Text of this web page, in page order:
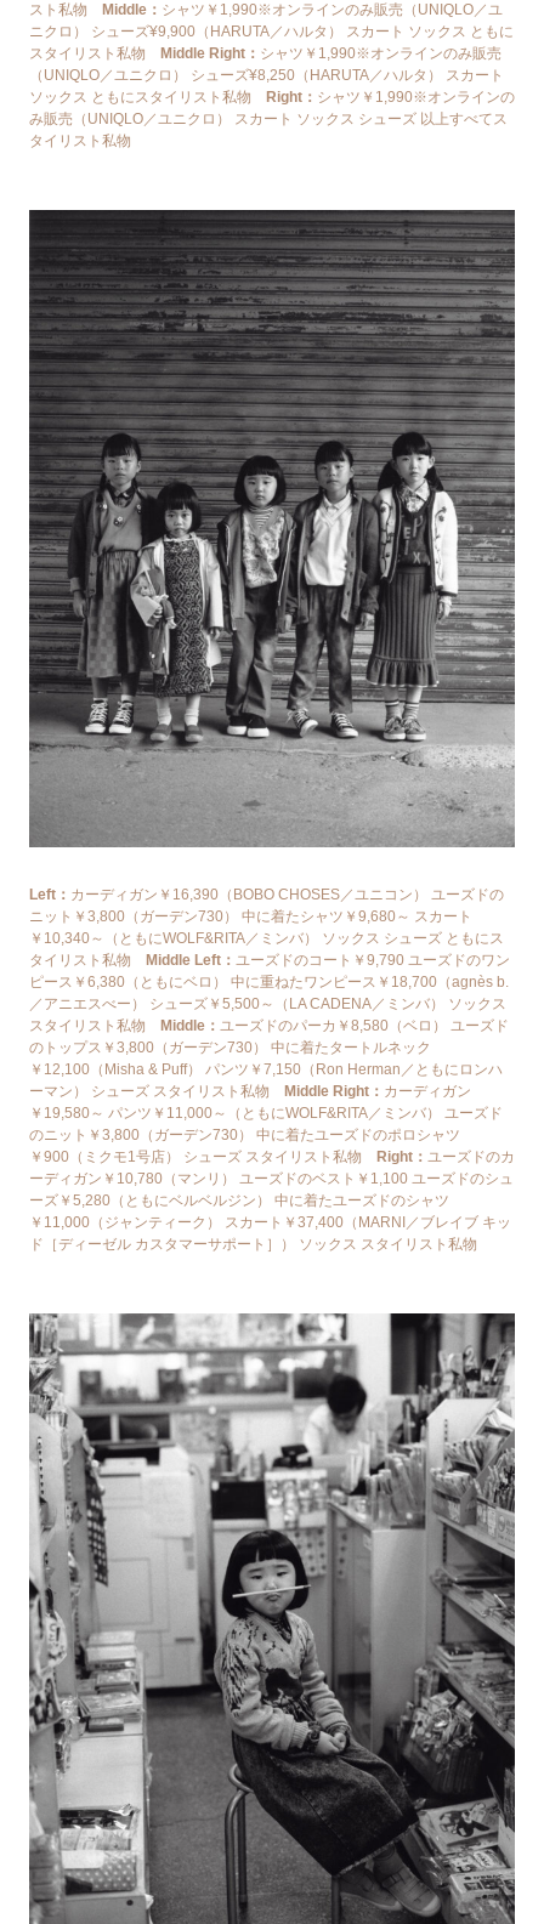
スト私物
Middle： シャツ￥1,990※オンラインのみ販売（UNIQLO／ユ
ニクロ） シューズ¥9,900（HARUTA／ハルタ） スカート ソックス ともに
スタイリスト私物
Middle Right： シャツ￥1,990※オンラインのみ販売
（UNIQLO／ユニクロ） シューズ¥8,250（HARUTA／ハルタ） スカート
ソックス ともにスタイリスト私物
Right： シャツ￥1,990※オンラインの
み販売（UNIQLO／ユニクロ） スカート ソックス シューズ 以上すべてス
タイリスト私物
Left： カーディガン￥16,390（BOBO CHOSES／ユニコン） ユーズドの
ニット￥3,800（ガーデン730） 中に着たシャツ￥9,680～ スカート
￥10,340～（ともにWOLF&RITA／ミンバ） ソックス シューズ ともにス
タイリスト私物
Middle Left： ユーズドのコート￥9,790 ユーズドのワン
ピース￥6,380（ともにベロ） 中に重ねたワンピース￥18,700（agnès b.
／アニエスべー） シューズ￥5,500～（LA CADENA／ミンバ） ソックス
スタイリスト私物
Middle： ユーズドのパーカ￥8,580（ベロ） ユーズド
のトップス￥3,800（ガーデン730） 中に着たタートルネック
￥12,100（Misha & Puff） パンツ￥7,150（Ron Herman／ともにロンハ
ーマン） シューズ スタイリスト私物
Middle Right： カーディガン
￥19,580～ パンツ￥11,000～（ともにWOLF&RITA／ミンバ） ユーズド
のニット￥3,800（ガーデン730） 中に着たユーズドのポロシャツ
￥900（ミクモ1号店） シューズ スタイリスト私物
Right： ユーズドのカ
ーディガン￥10,780（マンリ） ユーズドのベスト￥1,100 ユーズドのシュ
ーズ￥5,280（ともにベルベルジン） 中に着たユーズドのシャツ
￥11,000（ジャンティーク） スカート￥37,400（MARNI／ブレイブ キッ
ド［ディーゼル カスタマーサポート］） ソックス スタイリスト私物